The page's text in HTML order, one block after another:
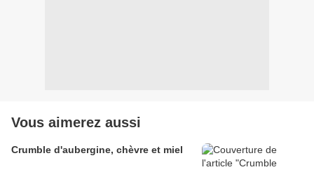
Vous aimerez aussi
Crumble d'aubergine, chèvre et miel